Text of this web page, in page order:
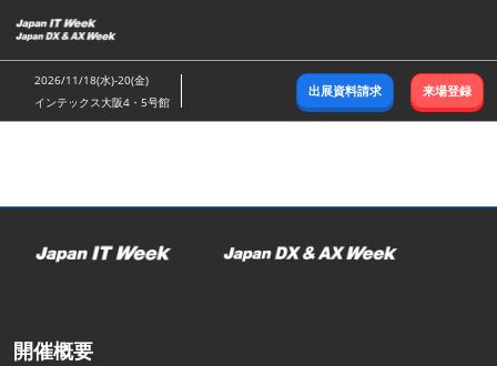
キ
ッ
し
む
2026/11/18(水)-20(金)
インテックス大阪4・5号館
出展資料請求 来場登録
開催概要